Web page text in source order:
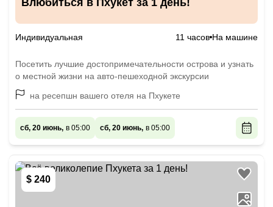
Влюбиться в Пхукет за 1 день!
Индивидуальная 11 часов На машине
Посетить лучшие достопримечательности острова и узнать
о местной жизни на авто-пешеходной экскурсии
на ресепшн вашего отеля на Пхукете
сб, 20 июнь, в 05:00 сб, 20 июнь, в 05:00
$ 240